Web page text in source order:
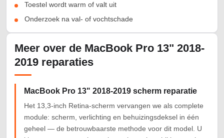
Toestel wordt warm of valt uit
Onderzoek na val- of vochtschade
Meer over de MacBook Pro 13" 2018-
2019 reparaties
MacBook Pro 13" 2018-2019 scherm reparatie
Het 13,3-inch Retina-scherm vervangen we als complete
module: scherm, verlichting en behuizingsdeksel in één
geheel — de betrouwbaarste methode voor dit model. U